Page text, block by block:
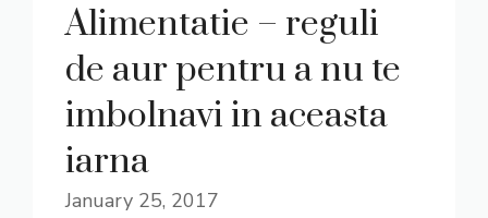
Alimentatie – reguli
de aur pentru a nu te
imbolnavi in aceasta
iarna
January 25, 2017